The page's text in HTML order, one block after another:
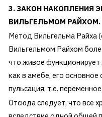
3. ЗАКОН НАКОПЛЕНИЯ
ВИЛЬГЕЛЬМОМ РАЙХОМ.
Метод Вильгельма Райха
Вильгельмом Райхом
что живое
как в амебе, его основное
пульсация, т.е.
Отсюда следует, что все